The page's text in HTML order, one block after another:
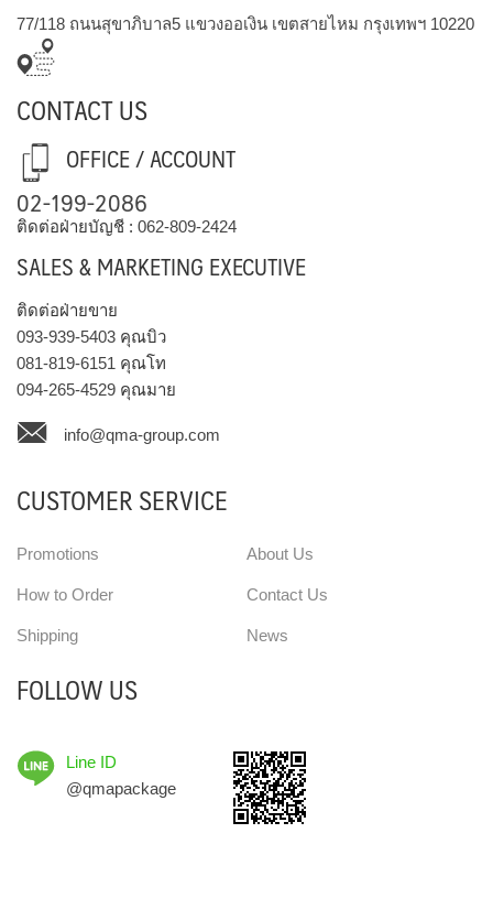
77/118 ถนนสุขาภิบาล5 แขวงออเงิน เขตสายไหม กรุงเทพฯ 10220
CONTACT US
OFFICE / ACCOUNT
02-199-2086
ติดต่อฝ่ายบัญชี : 062-809-2424
SALES & MARKETING EXECUTIVE
ติดต่อฝ่ายขาย
093-939-5403 คุณบิว
081-819-6151 คุณโท
094-265-4529 คุณมาย
info@qma-group.com
CUSTOMER SERVICE
Promotions
How to Order
Shipping
About Us
Contact Us
News
FOLLOW US
Line ID
@qmapackage